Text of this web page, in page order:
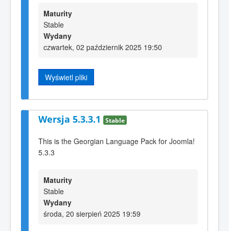
Maturity
Stable
Wydany
czwartek, 02 październik 2025 19:50
Wyświetl pliki
Wersja 5.3.3.1 Stable
This is the Georgian Language Pack for Joomla!
5.3.3
Maturity
Stable
Wydany
środa, 20 sierpień 2025 19:59